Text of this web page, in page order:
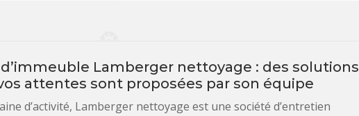
Lamberger nettoyage : des solutions
attentes sont proposées par son équipe
d’activité, Lamberger nettoyage est une société d’entretien